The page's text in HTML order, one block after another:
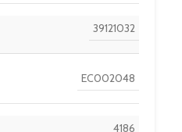
39121032
EC002048
4186